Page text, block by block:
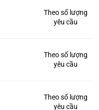
Theo số lượng
yêu cầu
Theo số lượng
yêu cầu
Theo số lượng
yêu cầu